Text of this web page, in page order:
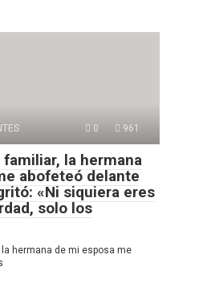
0 961
la hermana
abofeteó delante
«Ni siquiera eres
solo los
hermana de mi esposa me